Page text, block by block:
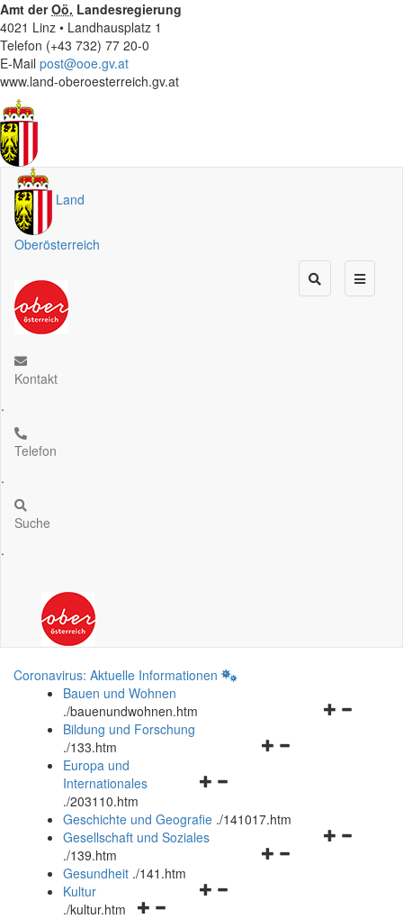
Amt derOö. Landesregierung
4021 Linz • Landhausplatz 1
Telefon (+43 732) 77 20-0
E-Mail post@ooe.gv.at
www.land-oberoesterreich.gv.at
Land
Oberösterreich
Kontakt
.
Telefon
.
Suche
.
Coronavirus: Aktuelle Informationen
Bauen und Wohnen
./bauenundwohnen.htm
Navigationsmenü
Bildung und Forschung
./133.htm
Navigationsmenü
und
schließen
Europa und
Internationales
./203110.htm
Geschichte und Geografie ./141017.htm
Navigationsmenü
Gesellschaft und Soziales
./139.htm
Navigationsmenü
Gesundheit ./141.htm
Navigationsmenü
Kultur
./kultur.htm